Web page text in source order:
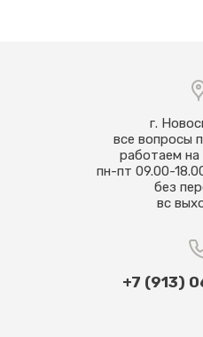
г.
все вопросы
работаем на
пн-пт 09.00-
без
вс
+7 (913)